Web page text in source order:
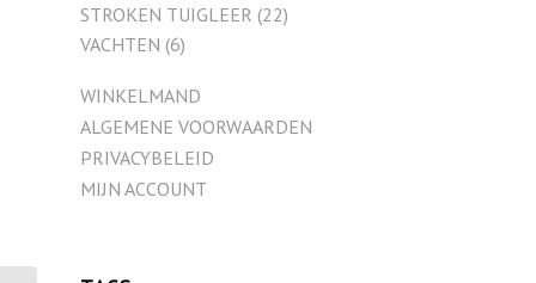
STROKEN TUIGLEER (22)
VACHTEN (6)
WINKELMAND
ALGEMENE VOORWAARDEN
PRIVACYBELEID
MIJN ACCOUNT